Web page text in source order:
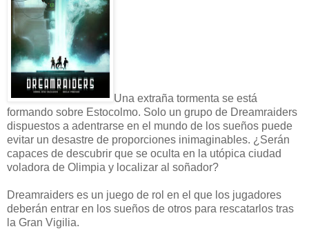
Una extraña tormenta se está
formando sobre Estocolmo. Solo un grupo de Dreamraiders
dispuestos a adentrarse en el mundo de los sueños puede
evitar un desastre de proporciones inimaginables. ¿Serán
capaces de descubrir que se oculta en la utópica ciudad
voladora de Olimpia y localizar al soñador?
Dreamraiders es un juego de rol en el que los jugadores
deberán entrar en los sueños de otros para rescatarlos tras
la Gran Vigilia.